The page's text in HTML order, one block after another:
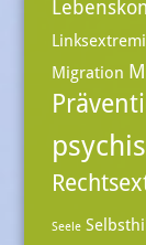
Migration
Seele